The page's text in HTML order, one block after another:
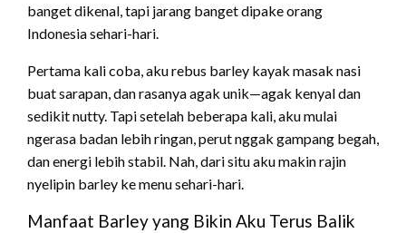
banget dikenal, tapi jarang banget dipake orang
Indonesia sehari-hari.
Pertama kali coba, aku rebus barley kayak masak nasi
buat sarapan, dan rasanya agak unik—agak kenyal dan
sedikit nutty. Tapi setelah beberapa kali, aku mulai
ngerasa badan lebih ringan, perut nggak gampang begah,
dan energi lebih stabil. Nah, dari situ aku makin rajin
nyelipin barley ke menu sehari-hari.
Manfaat Barley yang Bikin Aku Terus Balik